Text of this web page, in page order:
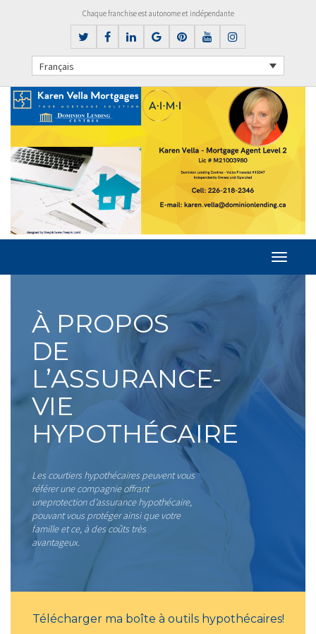
Chaque franchise est autonome et indépendante
Français
À PROPOS
DE
L’ASSURANCE-
VIE
HYPOTHÉCAIRE
Les courtiers hypothécaires peuvent vous
référer une compagnie offrant
uneprotection d’assurance hypothécaire,
pouvant vous protéger ainsi que votre
famille et ce, à des coûts très
avantageux.
Télécharger ma boîte à outils hypothécaires!